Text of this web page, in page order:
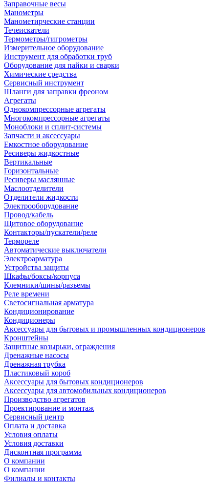
Заправочные весы
Манометры
Манометирческие станции
Течеискатели
Термометры/гигрометры
Измерительное оборудование
Инструмент для обработки труб
Оборудование для пайки и сварки
Химические средства
Сервисный инструмент
Шланги для заправки фреоном
Агрегаты
Однокомпрессорные агрегаты
Многокомпрессорные агрегаты
Моноблоки и сплит-системы
Запчасти и аксессуары
Емкостное оборудование
Ресиверы жидкостные
Вертикальные
Горизонтальные
Ресиверы маслянные
Маслоотделители
Отделители жидкости
Электрооборудование
Провод/кабель
Щитовое оборудование
Контакторы/пускатели/реле
Термореле
Автоматические выключатели
Электроарматура
Устройства защиты
Шкафы/боксы/корпуса
Клемники/шины/разъемы
Реле времени
Светосигнальная арматура
Кондиционирование
Кондиционеры
Аксессуары для бытовых и промышленных кондиционеров
Кронштейны
Защитные козырьки, ограждения
Дренажные насосы
Дренажная трубка
Пластиковый короб
Аксессуары для бытовых кондиционеров
Аксессуары для автомобильных кондиционеров
Производство агрегатов
Проектирование и монтаж
Сервисный центр
Оплата и доставка
Условия оплаты
Условия доставки
Дисконтная программа
О компании
О компании
Филиалы и контакты